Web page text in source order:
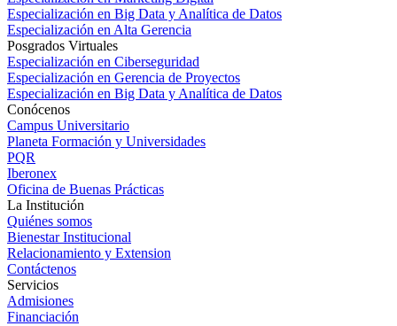
Especialización en Big Data y Analítica de Datos
Especialización en Alta Gerencia
Posgrados Virtuales
Especialización en Ciberseguridad
Especialización en Gerencia de Proyectos
Especialización en Big Data y Analítica de Datos
Conócenos
Campus Universitario
Planeta Formación y Universidades
PQR
Iberonex
Oficina de Buenas Prácticas
La Institución
Quiénes somos
Bienestar Institucional
Relacionamiento y Extension
Contáctenos
Servicios
Admisiones
Financiación